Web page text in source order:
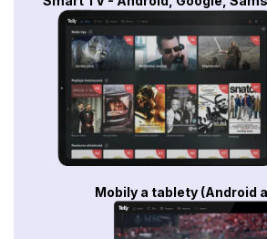
Mobily a tablety (Android